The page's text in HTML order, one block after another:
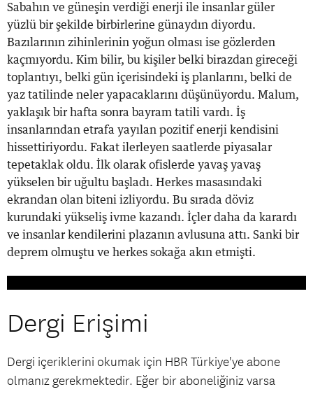
Sabahın ve güneşin verdiği enerji ile insanlar güler
yüzlü bir şekilde birbirlerine günaydın diyordu.
Bazılarının zihinlerinin yoğun olması ise gözlerden
kaçmıyordu. Kim bilir, bu kişiler belki birazdan gireceği
toplantıyı, belki gün içerisindeki iş planlarını, belki de
yaz tatilinde neler yapacaklarını düşünüyordu. Malum,
yaklaşık bir hafta sonra bayram tatili vardı. İş
insanlarından etrafa yayılan pozitif enerji kendisini
hissettiriyordu. Fakat ilerleyen saatlerde piyasalar
tepetaklak oldu. İlk olarak ofislerde yavaş yavaş
yükselen bir uğultu başladı. Herkes masasındaki
ekrandan olan biteni izliyordu. Bu sırada döviz
kurundaki yükseliş ivme kazandı. İçler daha da karardı
ve insanlar kendilerini plazanın avlusuna attı. Sanki bir
deprem olmuştu ve herkes sokağa akın etmişti.
Dergi Erişimi
Dergi içeriklerini okumak için HBR Türkiye'ye abone
olmanız gerekmektedir. Eğer bir aboneliğiniz varsa